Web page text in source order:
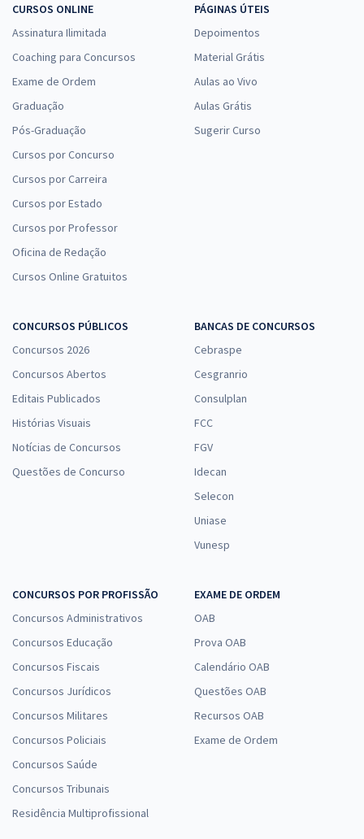
CURSOS ONLINE
Assinatura Ilimitada
Coaching para Concursos
Exame de Ordem
Graduação
Pós-Graduação
Cursos por Concurso
Cursos por Carreira
Cursos por Estado
Cursos por Professor
Oficina de Redação
Cursos Online Gratuitos
PÁGINAS ÚTEIS
Depoimentos
Material Grátis
Aulas ao Vivo
Aulas Grátis
Sugerir Curso
CONCURSOS PÚBLICOS
Concursos 2026
Concursos Abertos
Editais Publicados
Histórias Visuais
Notícias de Concursos
Questões de Concurso
BANCAS DE CONCURSOS
Cebraspe
Cesgranrio
Consulplan
FCC
FGV
Idecan
Selecon
Uniase
Vunesp
CONCURSOS POR PROFISSÃO
Concursos Administrativos
Concursos Educação
Concursos Fiscais
Concursos Jurídicos
Concursos Militares
Concursos Policiais
Concursos Saúde
Concursos Tribunais
Residência Multiprofissional
EXAME DE ORDEM
OAB
Prova OAB
Calendário OAB
Questões OAB
Recursos OAB
Exame de Ordem